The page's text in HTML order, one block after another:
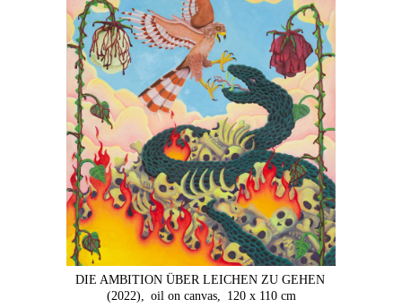
DIE AMBITION ÜBER LEICHEN ZU GEHEN
(2022), oil on canvas, 120 x 110 cm